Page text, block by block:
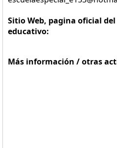
Sitio Web, pagina oficial
educativo:
Más información / otras